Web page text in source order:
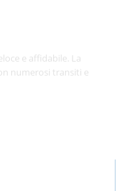
e affidabile. La
numerosi transiti e